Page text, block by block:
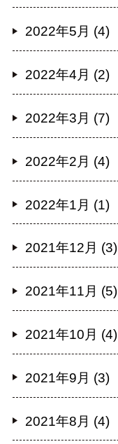
2022年5月 (4)
2022年4月 (2)
2022年3月 (7)
2022年2月 (4)
2022年1月 (1)
2021年12月 (3)
2021年11月 (5)
2021年10月 (4)
2021年9月 (3)
2021年8月 (4)